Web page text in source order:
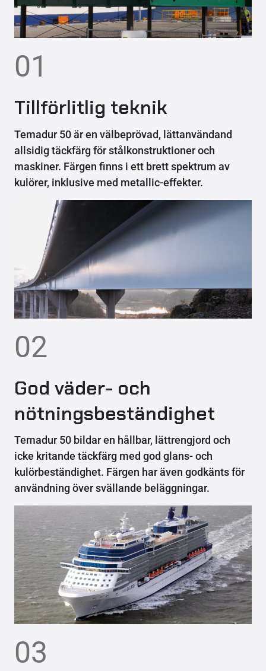
01
Tillförlitlig teknik
Temadur 50 är en välbeprövad, lättanvändand
allsidig täckfärg för stålkonstruktioner och
maskiner. Färgen finns i ett brett spektrum av
kulörer, inklusive med metallic-effekter.
02
God väder- och
nötningsbeständighet
Temadur 50 bildar en hållbar, lättrengjord och
icke kritande täckfärg med god glans- och
kulörbeständighet. Färgen har även godkänts för
användning över svällande beläggningar.
03